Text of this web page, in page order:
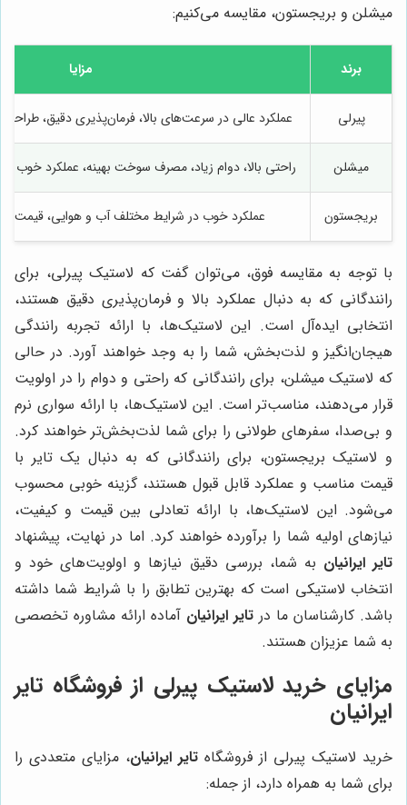
میشلن و بریجستون، مقایسه می‌کنیم:
برند مزایا
پیرلی عملکرد عالی در سرعت‌های بالا، فرمان‌پذیری دقیق، طراحی
میشلن راحتی بالا، دوام زیاد، مصرف سوخت بهینه، عملکرد خوب
بریجستون عملکرد خوب در شرایط مختلف آب و هوایی، قیمت
با توجه به مقایسه فوق، می‌توان گفت که لاستیک پیرلی، برای
رانندگانی که به دنبال عملکرد بالا و فرمان‌پذیری دقیق هستند،
انتخابی ایده‌آل است. این لاستیک‌ها، با ارائه تجربه رانندگی
هیجان‌انگیز و لذت‌بخش، شما را به وجد خواهند آورد. در حالی
که لاستیک میشلن، برای رانندگانی که راحتی و دوام را در اولویت
قرار می‌دهند، مناسب‌تر است. این لاستیک‌ها، با ارائه سواری نرم
و بی‌صدا، سفرهای طولانی را برای شما لذت‌بخش‌تر خواهند کرد.
و لاستیک بریجستون، برای رانندگانی که به دنبال یک تایر با
قیمت مناسب و عملکرد قابل قبول هستند، گزینه خوبی محسوب
می‌شود. این لاستیک‌ها، با ارائه تعادلی بین قیمت و کیفیت،
نیازهای اولیه شما را برآورده خواهند کرد. اما در نهایت، پیشنهاد
تایر ایرانیان به شما، بررسی دقیق نیازها و اولویت‌های خود و
انتخاب لاستیکی است که بهترین تطابق را با شرایط شما داشته
باشد. کارشناسان ما در تایر ایرانیان آماده ارائه مشاوره تخصصی
به شما عزیزان هستند.
مزایای خرید لاستیک پیرلی از فروشگاه تایر
ایرانیان
خرید لاستیک پیرلی از فروشگاه تایر ایرانیان، مزایای متعددی را
برای شما به همراه دارد، از جمله: